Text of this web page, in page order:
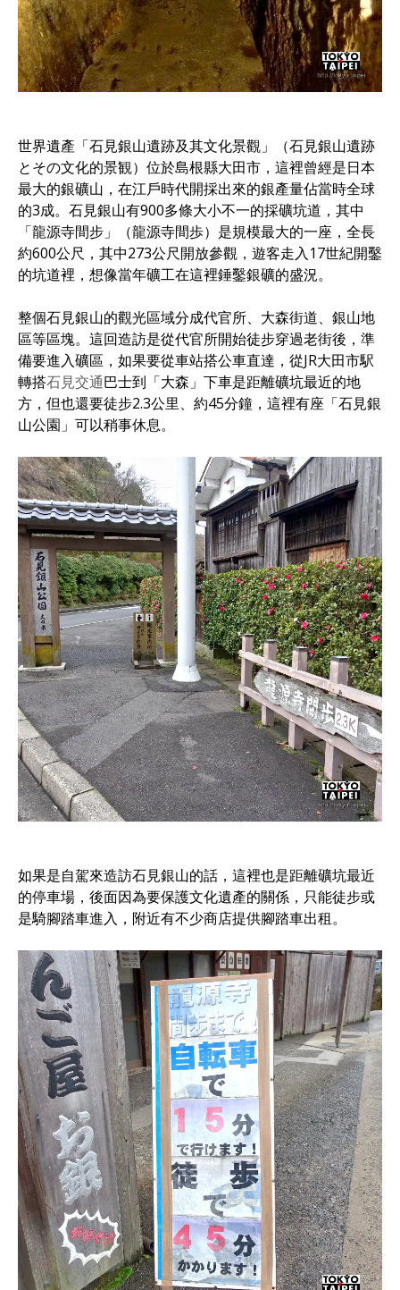
世界遺產「石見銀山遺跡及其文化景觀」（石見銀山遺跡
とその文化的景観）位於島根縣大田市，這裡曾經是日本
最大的銀礦山，在江戶時代開採出來的銀產量佔當時全球
的3成。石見銀山有900多條大小不一的採礦坑道，其中
「龍源寺間步」（龍源寺間歩）是規模最大的一座，全長
約600公尺，其中273公尺開放參觀，遊客走入17世紀開鑿
的坑道裡，想像當年礦工在這裡錘鑿銀礦的盛況。
整個石見銀山的觀光區域分成代官所、大森街道、銀山地
區等區塊。這回造訪是從代官所開始徒步穿過老街後，準
備要進入礦區，如果要從車站搭公車直達，從JR大田市駅
轉搭石見交通巴士到「大森」下車是距離礦坑最近的地
方，但也還要徒步2.3公里、約45分鐘，這裡有座「石見銀
山公園」可以稍事休息。
如果是自駕來造訪石見銀山的話，這裡也是距離礦坑最近
的停車場，後面因為要保護文化遺產的關係，只能徒步或
是騎腳踏車進入，附近有不少商店提供腳踏車出租。